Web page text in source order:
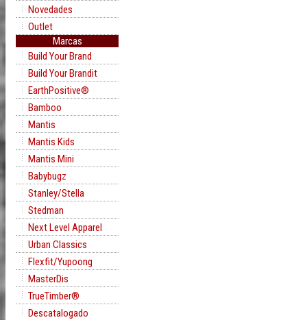
Novedades
Outlet
Marcas
Build Your Brand
Build Your Brandit
EarthPositive®
Bamboo
Mantis
Mantis Kids
Mantis Mini
Babybugz
Stanley/Stella
Stedman
Next Level Apparel
Urban Classics
Flexfit/Yupoong
MasterDis
TrueTimber®
Descatalogado